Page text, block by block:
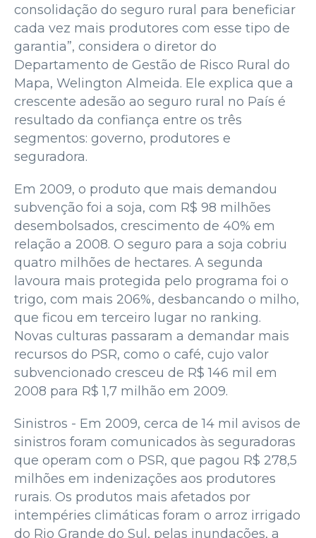
consolidação do seguro rural para beneficiar
cada vez mais produtores com esse tipo de
garantia”, considera o diretor do
Departamento de Gestão de Risco Rural do
Mapa, Welington Almeida. Ele explica que a
crescente adesão ao seguro rural no País é
resultado da confiança entre os três
segmentos: governo, produtores e
seguradora.
Em 2009, o produto que mais demandou
subvenção foi a soja, com R$ 98 milhões
desembolsados, crescimento de 40% em
relação a 2008. O seguro para a soja cobriu
quatro milhões de hectares. A segunda
lavoura mais protegida pelo programa foi o
trigo, com mais 206%, desbancando o milho,
que ficou em terceiro lugar no ranking.
Novas culturas passaram a demandar mais
recursos do PSR, como o café, cujo valor
subvencionado cresceu de R$ 146 mil em
2008 para R$ 1,7 milhão em 2009.
Sinistros - Em 2009, cerca de 14 mil avisos de
sinistros foram comunicados às seguradoras
que operam com o PSR, que pagou R$ 278,5
milhões em indenizações aos produtores
rurais. Os produtos mais afetados por
intempéries climáticas foram o arroz irrigado
do Rio Grande do Sul, pelas inundações, a